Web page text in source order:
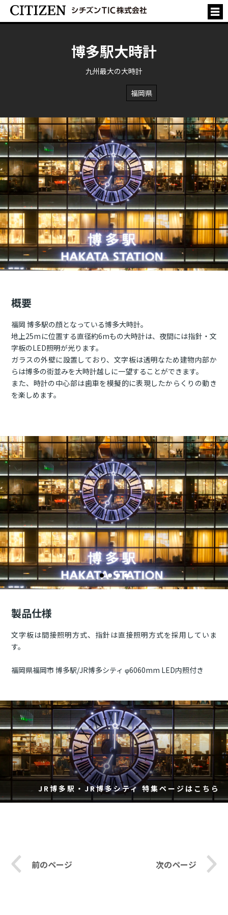
博多駅大時計
九州最大の大時計
福岡県
概要
福岡 博多駅の顔となっている博多大時計。
地上25mに位置する直径約6mもの大時計は、夜間には指針・文
字板のLED照明が光ります。
ガラスの外壁に設置しており、文字板は透明なため建物内部か
らは博多の街並みを大時計越しに一望することができます。
また、時計の中心部は歯車を模擬的に表現したからくりの動き
を楽しめます。
製品仕様
文字板は間接照明方式、指針は直接照明方式を採用していま
す。
福岡県福岡市 博多駅/JR博多シティ φ6060mm LED内照付き
JR博多駅・JR博多シティ 特集ページはこちら
前のページ 次のページ